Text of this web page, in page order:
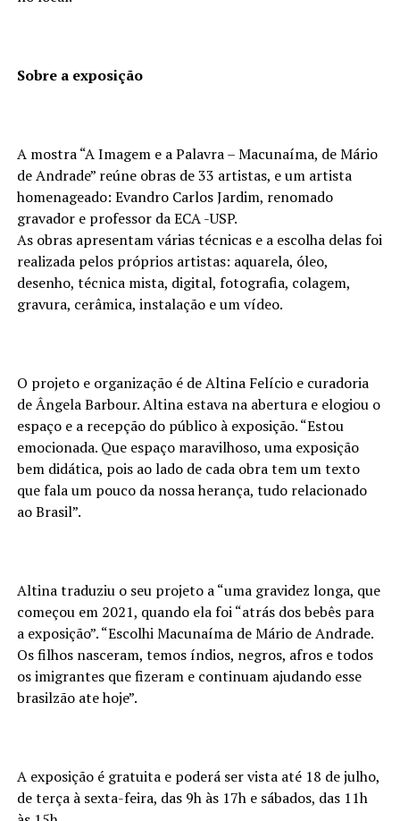
Sobre a exposição
A mostra “A Imagem e a Palavra – Macunaíma, de Mário
de Andrade” reúne obras de 33 artistas, e um artista
homenageado: Evandro Carlos Jardim, renomado
gravador e professor da ECA -USP.
As obras apresentam várias técnicas e a escolha delas foi
realizada pelos próprios artistas: aquarela, óleo,
desenho, técnica mista, digital, fotografia, colagem,
gravura, cerâmica, instalação e um vídeo.
O projeto e organização é de Altina Felício e curadoria
de Ângela Barbour. Altina estava na abertura e elogiou o
espaço e a recepção do público à exposição. “Estou
emocionada. Que espaço maravilhoso, uma exposição
bem didática, pois ao lado de cada obra tem um texto
que fala um pouco da nossa herança, tudo relacionado
ao Brasil”.
Altina traduziu o seu projeto a “uma gravidez longa, que
começou em 2021, quando ela foi “atrás dos bebês para
a exposição”. “Escolhi Macunaíma de Mário de Andrade.
Os filhos nasceram, temos índios, negros, afros e todos
os imigrantes que fizeram e continuam ajudando esse
brasilzão ate hoje”.
A exposição é gratuita e poderá ser vista até 18 de julho,
de terça à sexta-feira, das 9h às 17h e sábados, das 11h